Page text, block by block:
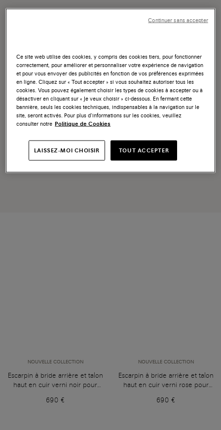
NOUVELLE COLLECTION
Escarpin à bride arrière et talon
haut en cuir verni noir pour
690 €
NOUVELLE COLLECTION
Escarpin à bride arrière et talon
haut en cuir verni rose pour
690 €
Ce site web utilise des cookies, y compris des cookies tiers, pour fonctionner
correctement, pour améliorer et personnaliser votre expérience de navigation
et pour vous envoyer des publicités en fonction de vos préférences exprimées
en ligne. Cliquez sur « Tout accepter » si vous souhaitez autoriser tous les
cookies. Vous pouvez également choisir les types de cookies à accepter ou à
désactiver en cliquant sur « Je veux choisir » ci-dessous. En fermant cette
bannière, seuls les cookies techniques, indispensables à la navigation sur le
site, seront activés. Pour plus d’informations sur les cookies, veuillez
consulter notre Politique de Cookies
LAISSEZ-MOI CHOISIR TOUT ACCEPTER
Continuer sans accepter